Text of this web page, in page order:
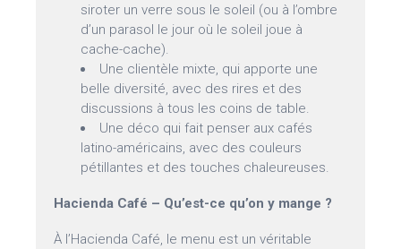
siroter un verre sous le soleil (ou à l’ombre
d’un parasol le jour où le soleil joue à
cache-cache).
Une clientèle mixte, qui apporte une
belle diversité, avec des rires et des
discussions à tous les coins de table.
Une déco qui fait penser aux cafés
latino-américains, avec des couleurs
pétillantes et des touches chaleureuses.
Hacienda Café – Qu’est-ce qu’on y mange ?
À l’Hacienda Café, le menu est un véritable